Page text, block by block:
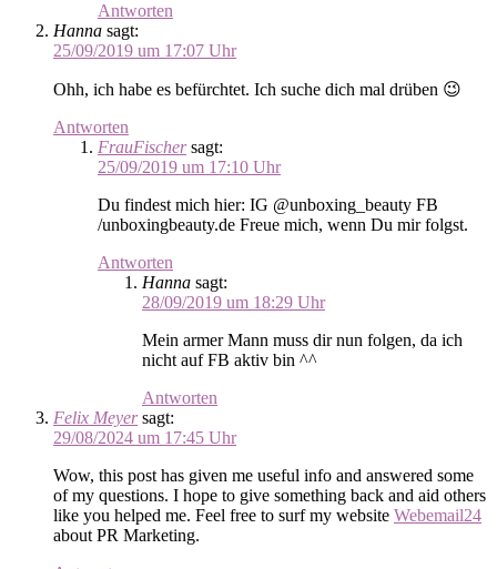
Antworten
Hanna sagt:
25/09/2019 um 17:07 Uhr
Ohh, ich habe es befürchtet. Ich suche dich mal drüben 😉
Antworten
FrauFischer sagt:
25/09/2019 um 17:10 Uhr
Du findest mich hier: IG @unboxing_beauty FB
/unboxingbeauty.de Freue mich, wenn Du mir folgst.
Antworten
Hanna sagt:
28/09/2019 um 18:29 Uhr
Mein armer Mann muss dir nun folgen, da ich
nicht auf FB aktiv bin ^^
Antworten
Felix Meyer sagt:
29/08/2024 um 17:45 Uhr
Wow, this post has given me useful info and answered some
of my questions. I hope to give something back and aid others
like you helped me. Feel free to surf my website Webemail24
about PR Marketing.